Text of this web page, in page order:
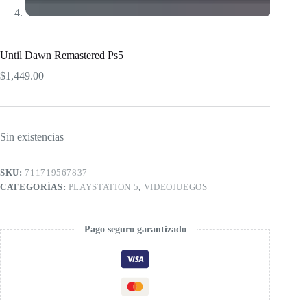
Until Dawn Remastered Ps5
$1,449.00
Sin existencias
SKU: 711719567837
CATEGORÍAS: PLAYSTATION 5, VIDEOJUEGOS
Pago seguro garantizado